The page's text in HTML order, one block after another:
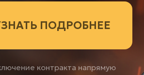
ПОДРОБНЕЕ
контракта напрямую